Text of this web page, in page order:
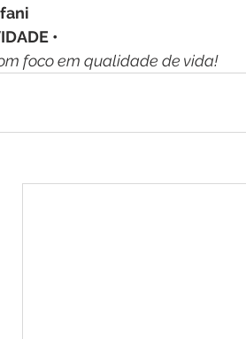
•
foco em qualidade de vida!